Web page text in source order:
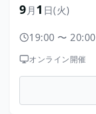
9月1 日(火)
19:00 〜 20:00
オンライン開催